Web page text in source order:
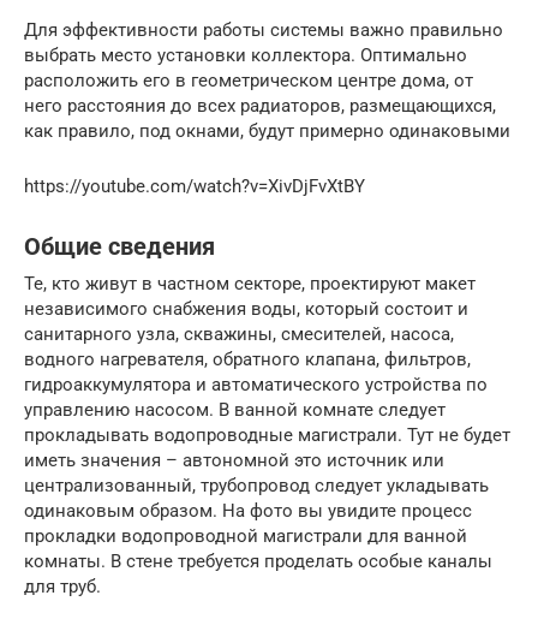
Для эффективности работы системы важно правильно
выбрать место установки коллектора. Оптимально
расположить его в геометрическом центре дома, от
него расстояния до всех радиаторов, размещающихся,
как правило, под окнами, будут примерно одинаковыми
https://youtube.com/watch?v=XivDjFvXtBY
Общие сведения
Те, кто живут в частном секторе, проектируют макет
независимого снабжения воды, который состоит и
санитарного узла, скважины, смесителей, насоса,
водного нагревателя, обратного клапана, фильтров,
гидроаккумулятора и автоматического устройства по
управлению насосом. В ванной комнате следует
прокладывать водопроводные магистрали. Тут не будет
иметь значения – автономной это источник или
централизованный, трубопровод следует укладывать
одинаковым образом. На фото вы увидите процесс
прокладки водопроводной магистрали для ванной
комнаты. В стене требуется проделать особые каналы
для труб.